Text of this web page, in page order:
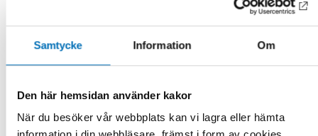
Samtycke Information Om
Den här hemsidan använder kakor
När du besöker vår webbplats kan vi lagra eller hämta